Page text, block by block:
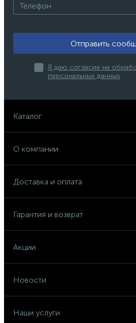
Отправить
Я даю согласие на
персональных данных
Каталог
О компании
Доставка и оплата
Гарантия и возврат
Акции
Новости
Наши услуги